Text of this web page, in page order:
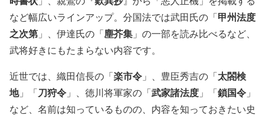
など幅広いラインアップ。分国法では武田氏の「甲州法度
之次第 」、伊達氏の「塵芥集 」の一部を読み比べるなど、
武将好きにもたまらない内容です。
近世では、織田信長の「楽市令 」、豊臣秀吉の「太閤検
地」「刀狩令 」、徳川将軍家の「武家諸法度 」「鎖国令 」
など、名前は知っているものの、内容を知っておきたい史